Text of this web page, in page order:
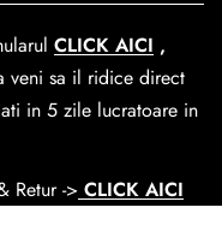
mai mica de
peste 390 lei.
CLICK AICI ,
veni sa il ridice direct
in 5 zile lucratoare in
Retur -> CLICK AICI